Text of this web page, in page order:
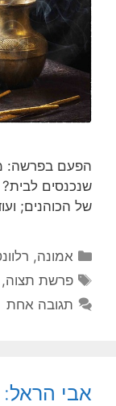
‏הפעם בפרשה:
שנכנסים לבית?
של הכוהנים;
קטגוריות
אמונה,
תגיות
פרשת תצוה
תגובה אחת
אבי הראל: